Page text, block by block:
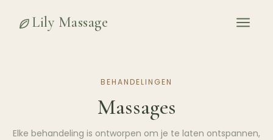
Lily Massage
BEHANDELINGEN
Massages
Elke behandeling is ontworpen om je te laten ontspannen,